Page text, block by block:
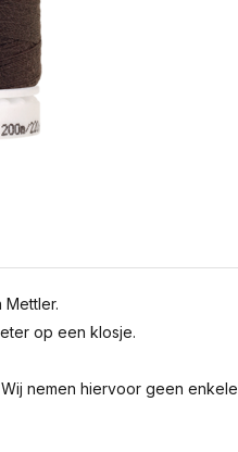
Mettler.
op een klosje.
nemen hiervoor geen enkele